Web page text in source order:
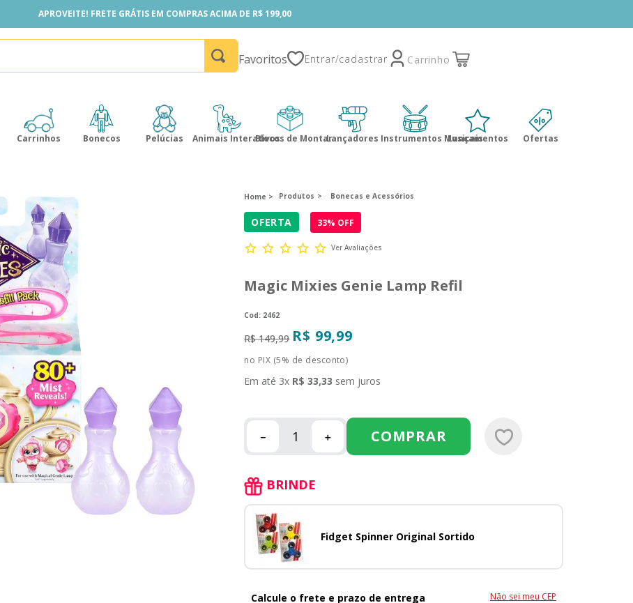
APROVEITE! FRETE GRÁTIS EM COMPRAS ACIMA DE R$ 199,00
APROVEITE! FRETE GRÁTIS EM COMPRAS ACIMA DE R$ 199,00
Favoritos
Carrinhos Bonecos Pelúcias Animais InterativosBlocos de MontarLançadores Instrumentos Musicais
Lançamentos Ofertas
Produtos Bonecas e Acessórios
OFERTA 33% OFF
Ver Avaliações
Magic Mixies Genie Lamp Refil
: 2462
R$ 149,99 R$ 99,99
no PIX (5% de desconto)
Em até 3x R$ 33,33 sem juros
＋
－ COMPRAR
BRINDE
Fidget Spinner Original Sortido
Não sei meu CEP